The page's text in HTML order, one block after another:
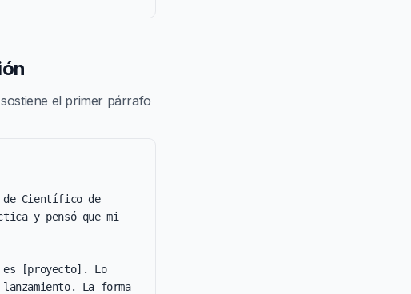
el primer párrafo
de Científico de
y pensó que mi
es [proyecto]. Lo
La forma